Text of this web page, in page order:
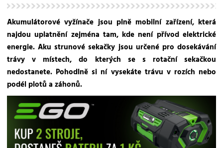
Akumulátorové vyžínače jsou plně mobilní zařízení, která
najdou uplatnění zejména tam, kde není přívod elektrické
energie. Aku strunové sekačky jsou určené pro dosekávání
trávy v místech, do kterých se s rotační sekačkou
nedostanete. Pohodlně si ní vysekáte trávu v rozích nebo
podél plotů a záhonů.